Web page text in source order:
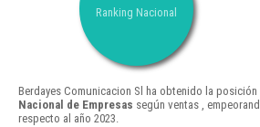
Ranking Nacional
Berdayes Comunicacion Sl ha obtenido la posición
Nacional de Empresas según ventas ,
respecto al año 2023.